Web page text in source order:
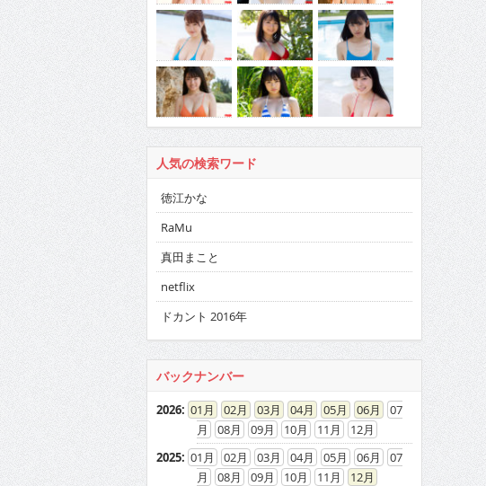
人気の検索ワード
徳江かな
RaMu
真田まこと
netflix
ドカント 2016年
バックナンバー
2026: 01 02 03 04 05 06
07
08
09 10 11
12
2025: 01 02 03 04 05 06
07
08
09 10 11
12